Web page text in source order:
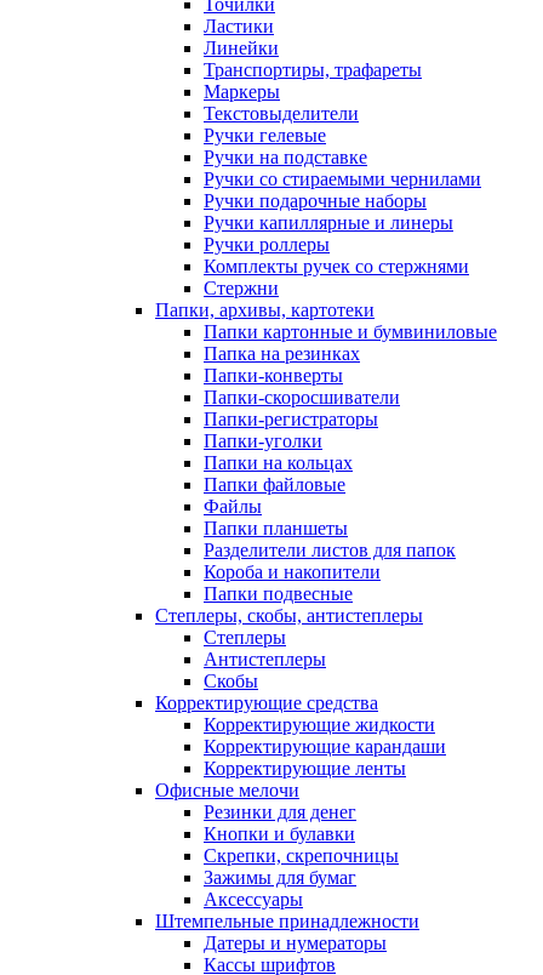
Точилки
Ластики
Линейки
Транспортиры, трафареты
Маркеры
Текстовыделители
Ручки гелевые
Ручки на подставке
Ручки со стираемыми чернилами
Ручки подарочные наборы
Ручки капиллярные и линеры
Ручки роллеры
Комплекты ручек со стержнями
Стержни
Папки, архивы, картотеки
Папки картонные и бумвиниловые
Папка на резинках
Папки-конверты
Папки-скоросшиватели
Папки-регистраторы
Папки-уголки
Папки на кольцах
Папки файловые
Файлы
Папки планшеты
Разделители листов для папок
Короба и накопители
Папки подвесные
Степлеры, скобы, антистеплеры
Степлеры
Антистеплеры
Скобы
Корректирующие средства
Корректирующие жидкости
Корректирующие карандаши
Корректирующие ленты
Офисные мелочи
Резинки для денег
Кнопки и булавки
Скрепки, скрепочницы
Зажимы для бумаг
Аксессуары
Штемпельные принадлежности
Датеры и нумераторы
Кассы шрифтов